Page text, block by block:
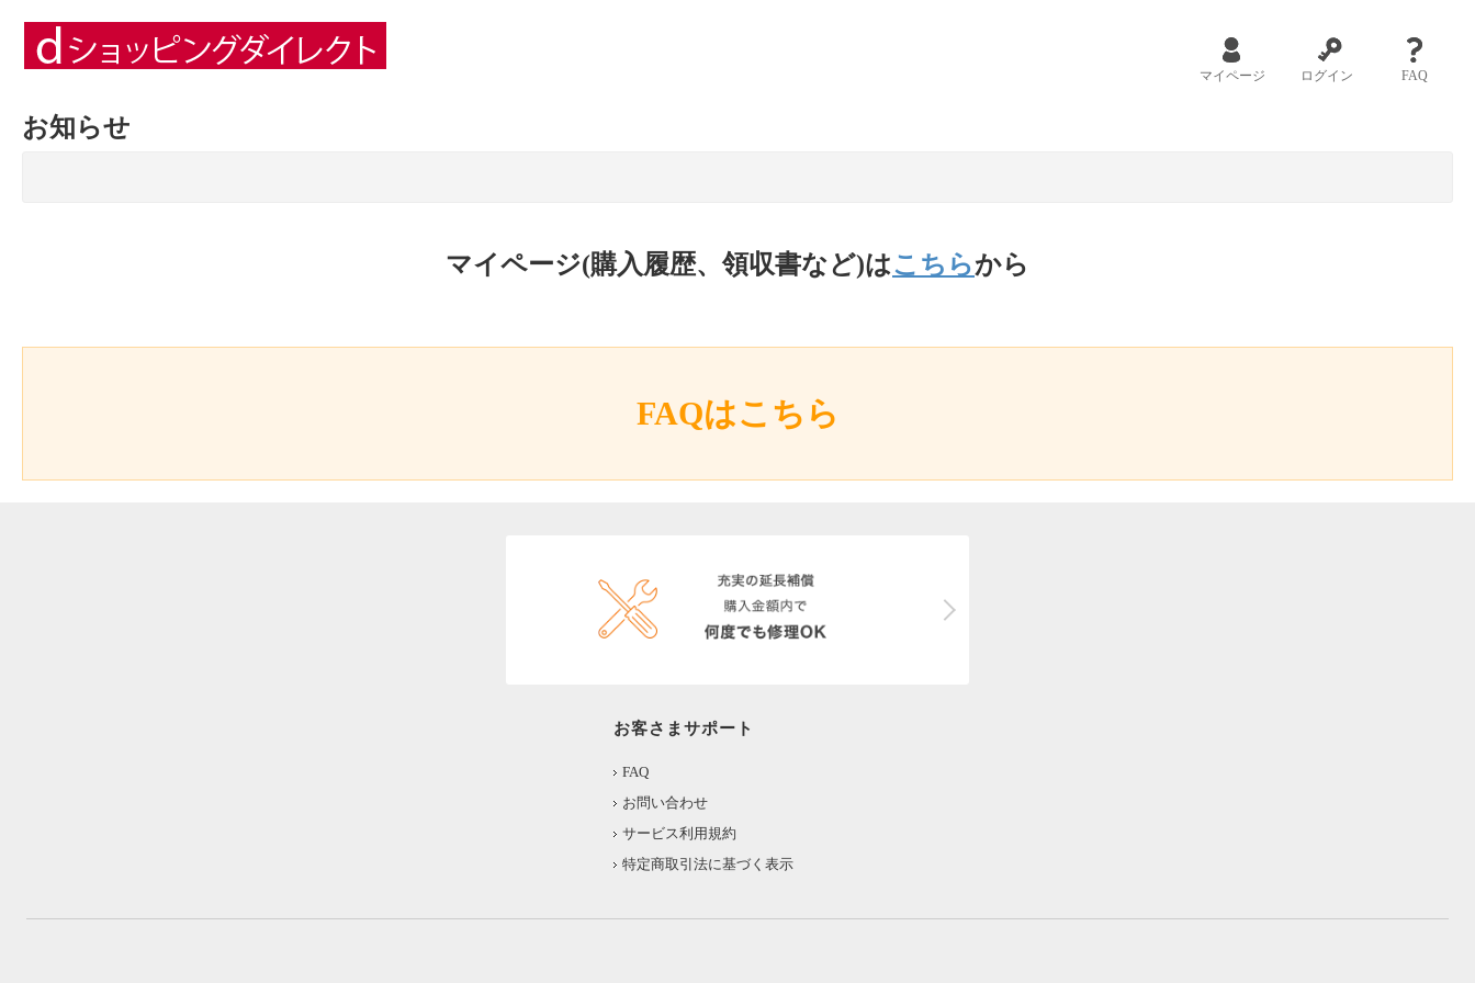
マイページ ログイン FAQ
お知らせ
マイページ(購入履歴、領収書など)はこちらから
FAQはこちら
お客さまサポート
FAQ
お問い合わせ
サービス利用規約
特定商取引法に基づく表示